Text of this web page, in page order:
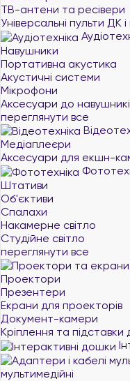
ТВ-антени та ресівери
Універсальні пульти ДК
Навушники
Портативна акустика
Акустичні системи
Мікрофони
Аксесуари до
переглянути все
Медіаплеєри
Аксесуари для екшн-
Штативи
Об'єктиви
Спалахи
Накамерне світло
Студійне світло
переглянути все
Проектори
Презентери
Екрани для проекторів
Документ-камери
Кріплення та підставки
мультимедійні